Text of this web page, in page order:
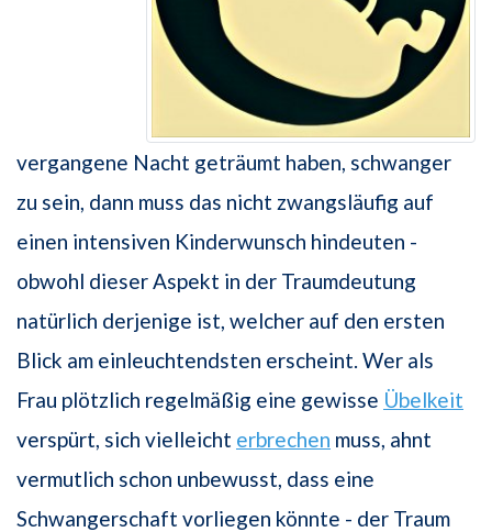
vergangene Nacht geträumt haben, schwanger
zu sein, dann muss das nicht zwangsläufig auf
einen intensiven Kinderwunsch hindeuten -
obwohl dieser Aspekt in der Traumdeutung
natürlich derjenige ist, welcher auf den ersten
Blick am einleuchtendsten erscheint. Wer als
Frau plötzlich regelmäßig eine gewisse Übelkeit
verspürt, sich vielleicht erbrechen muss, ahnt
vermutlich schon unbewusst, dass eine
Schwangerschaft vorliegen könnte - der Traum